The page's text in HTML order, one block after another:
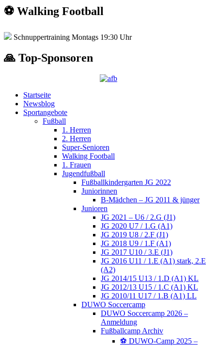
⚽️ Walking Football
Schnuppertraining Montags 19:30 Uhr
🙏 Top-Sponsoren
Startseite
Newsblog
Sportangebote
Fußball
1. Herren
2. Herren
Super-Senioren
Walking Football
1. Frauen
Jugendfußball
Fußballkindergarten JG 2022
Juniorinnen
B-Mädchen – JG 2011 & jünger
Junioren
JG 2021 – U6 / 2.G (J1)
JG 2020 U7 / 1.G (A1)
JG 2019 U8 / 2.F (J1)
JG 2018 U9 / 1.F (A1)
JG 2017 U10 / 3.E (J1)
JG 2016 U11 / 1.E (A1) stark, 2.E
(A2)
JG 2014/15 U13 / 1.D (A1) KL
JG 2012/13 U15 / 1.C (A1) KL
JG 2010/11 U17 / 1.B (A1) LL
DUWO Soccercamp
DUWO Soccercamp 2026 –
Anmeldung
Fußballcamp Archiv
⚽️ DUWO-Camp 2025 –